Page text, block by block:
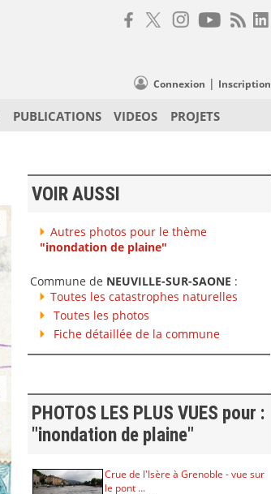
Connexion | Inscription
PUBLICATIONS VIDEOS PROJETS
VOIR AUSSI
Autres photos pour le thème
"inondation de plaine"
Commune de NEUVILLE-SUR-SAONE :
Toutes les catastrophes naturelles
Toutes les photos
Fiche détaillée de la commune
PHOTOS LES PLUS VUES pour :
"inondation de plaine"
Crue de l'Isère à Grenoble - vue sur
le pont ...